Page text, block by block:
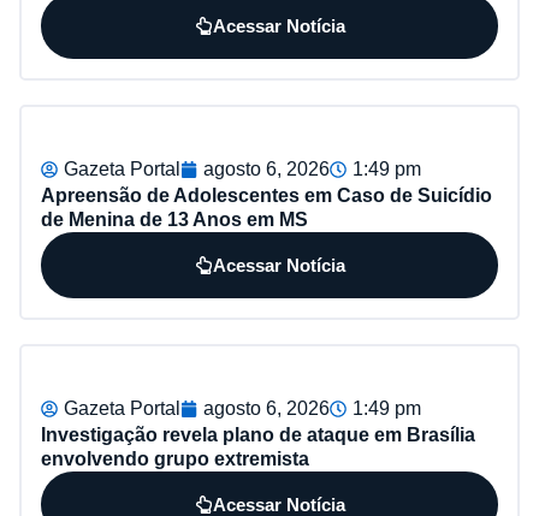
Acessar Notícia
Gazeta Portal agosto 6, 2026
1:49 pm
Apreensão de Adolescentes em Caso de Suicídio
de Menina de 13 Anos em MS
Acessar Notícia
Gazeta Portal agosto 6, 2026
1:49 pm
Investigação revela plano de ataque em Brasília
envolvendo grupo extremista
Acessar Notícia